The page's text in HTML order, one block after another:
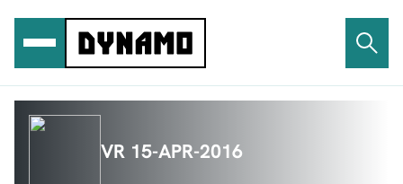
inhoud
VR 15-APR-2016